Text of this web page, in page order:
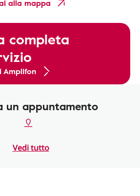
alla mappa
completa
Amplifon
un appuntamento
Vedi tutto